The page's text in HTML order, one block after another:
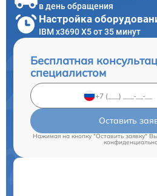
в день обращения
Настройка
IBM x3690 X5 от 35 минут
Бесплатная
специалистом
Оставить
Нажимая на кнопку "Оставить заявку"